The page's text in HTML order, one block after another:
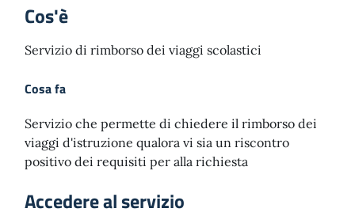
Cos'è
Servizio di rimborso dei viaggi scolastici
Cosa fa
Servizio che permette di chiedere il rimborso dei
viaggi d'istruzione qualora vi sia un riscontro
positivo dei requisiti per alla richiesta
Accedere al servizio